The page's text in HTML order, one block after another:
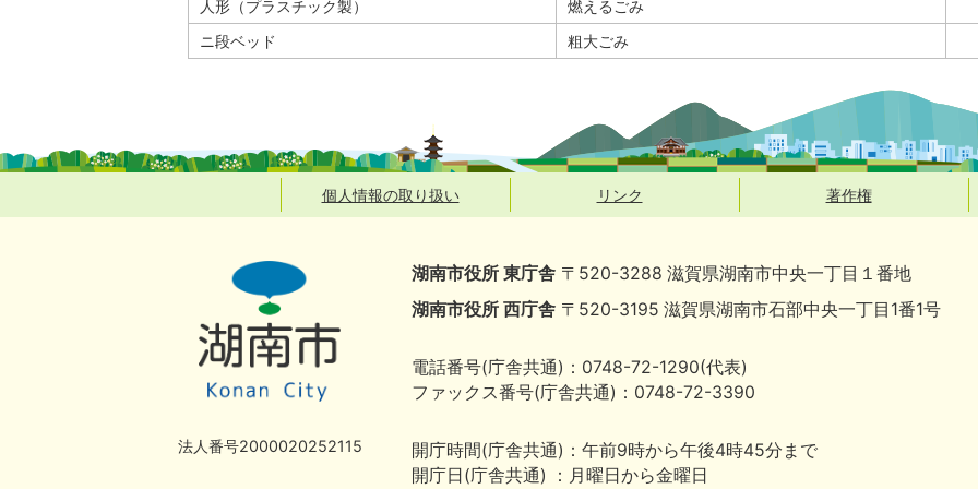
人形（プラスチック製）
燃えるごみ
ニ段ベッド
粗大ごみ
個人情報の取り扱い リンク 著作権
法人番号2000020252115
湖南市役所 東庁舎 〒520-3288 滋賀県湖南市中央一丁目１番地
湖南市役所 西庁舎 〒520-3195 滋賀県湖南市石部中央一丁目1番1号
電話番号(庁舎共通)：0748-72-1290(代表)
ファックス番号(庁舎共通)：0748-72-3390
開庁時間(庁舎共通)：午前9時から午後4時45分まで
開庁日(庁舎共通) ：月曜日から金曜日